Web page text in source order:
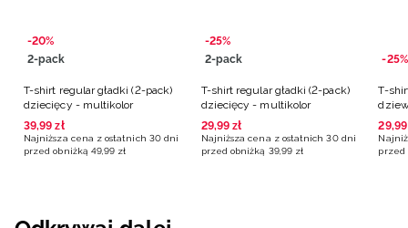
-20%
2-pack
T-shirt regular gładki (2-pack)
dziecięcy - multikolor
39,99 zł
Najniższa cena z ostatnich 30 dni
przed obniżką 49,99 zł
-25%
2-pack
T-shirt regular gładki (2-pack)
dziecięcy - multikolor
29,99 zł
Najniższa cena z ostatnich 30 dni
przed obniżką 39,99 zł
-25%
T-
29,99
przed